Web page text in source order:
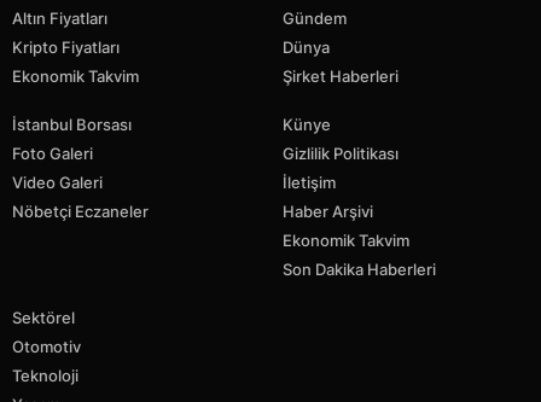
Altın Fiyatları
Kripto Fiyatları
Ekonomik Takvim
Gündem
Dünya
Şirket Haberleri
İstanbul Borsası
Foto Galeri
Video Galeri
Nöbetçi Eczaneler
Künye
Gizlilik Politikası
İletişim
Haber Arşivi
Ekonomik Takvim
Son Dakika Haberleri
Sektörel
Otomotiv
Teknoloji